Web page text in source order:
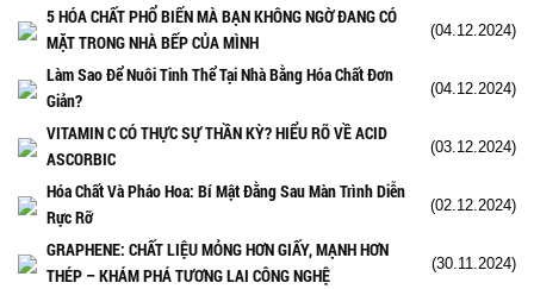
5 HÓA CHẤT PHỔ BIẾN MÀ BẠN KHÔNG NGỜ ĐANG CÓ
MẶT TRONG NHÀ BẾP CỦA MÌNH
(04.12.2024)
Làm Sao Để Nuôi Tinh Thể Tại Nhà Bằng Hóa Chất Đơn
Giản?
(04.12.2024)
VITAMIN C CÓ THỰC SỰ THẦN KỲ? HIỂU RÕ VỀ ACID
ASCORBIC
(03.12.2024)
Hóa Chất Và Pháo Hoa: Bí Mật Đằng Sau Màn Trình Diễn
Rực Rỡ
(02.12.2024)
GRAPHENE: CHẤT LIỆU MỎNG HƠN GIẤY, MẠNH HƠN
THÉP – KHÁM PHÁ TƯƠNG LAI CÔNG NGHỆ
(30.11.2024)